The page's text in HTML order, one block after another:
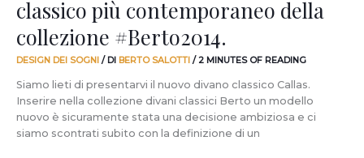
classico più contemporaneo della
collezione #Berto2014.
DESIGN DEI SOGNI / DI BERTO SALOTTI /2 MINUTES OF READING
Siamo lieti di presentarvi il nuovo divano classico Callas.
Inserire nella collezione divani classici Berto un modello
nuovo è sicuramente stata una decisione ambiziosa e ci
siamo scontrati subito con la definizione di un